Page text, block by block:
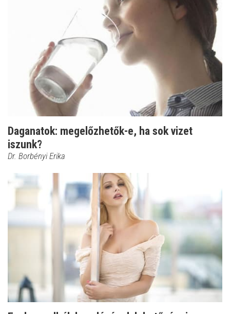
Daganatok: megelőzhetők-e, ha sok vizet
iszunk?
Dr. Borbényi Erika